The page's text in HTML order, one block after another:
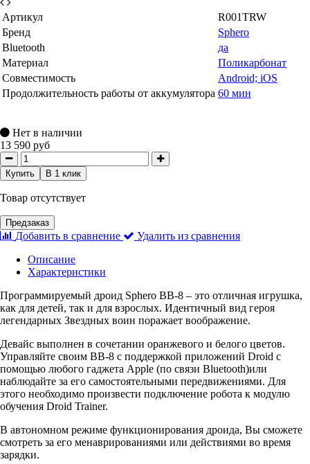
Артикул
R001TRW
Бренд
Sphero
Bluetooth
да
Материал
Поликарбонат
Совместимость
Android; iOS
Продолжительность работы от аккумулятора 60 мин
Нет в наличии
13 590 руб
Купить В 1 клик
Товар отсутствует
Предзаказ
Добавить в сравнение
Удалить из сравнения
Описание
Характеристики
Программируемый дроид Sphero BB-8 – это отличная игрушка,
как для детей, так и для взрослых. Идентичный вид героя
легендарных Звездных воин поражает воображение.
Девайс выполнен в сочетании оранжевого и белого цветов.
Управляйте своим BB-8 с поддержкой приложений Droid с
помощью любого гаджета Apple (по связи Bluetooth)или
наблюдайте за его самостоятельными передвижениями. Для
этого необходимо произвести подключение робота к модулю
обучения Droid Trainer.
В автономном режиме функционирования дроида, Вы сможете
смотреть за его менаврированиями или действиями во время
зарядки.